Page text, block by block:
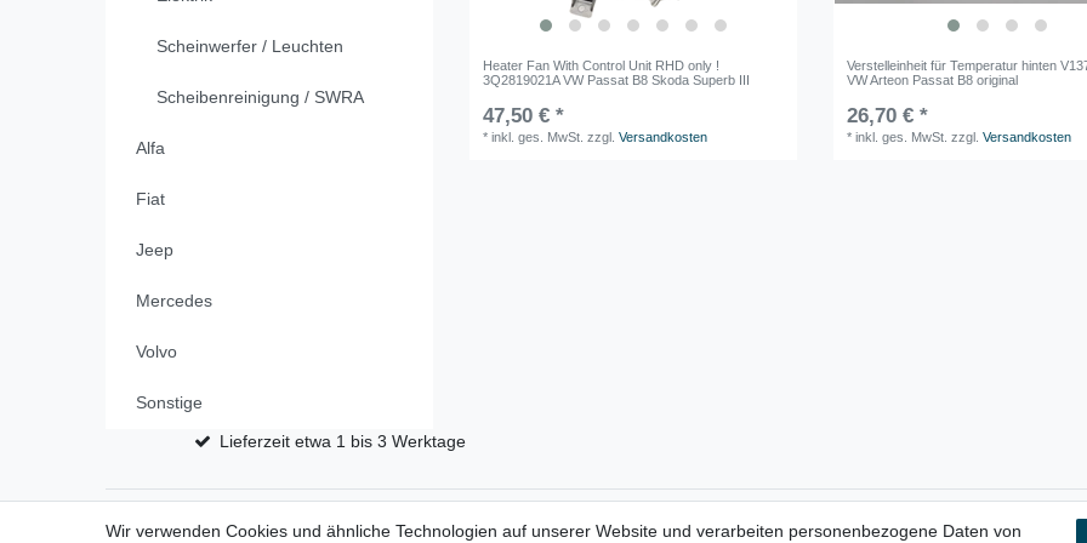
Scheinwerfer / Leuchten
Scheibenreinigung / SWRA
Alfa
Fiat
Jeep
Mercedes
Volvo
Sonstige
Heater Fan With Control Unit RHD only !
3Q2819021A VW Passat B8 Skoda Superb III
47,50 € *
*inkl. ges. MwSt. zzgl.Versandkosten
Verstelleinheit für Temperatur hinten
VW Arteon Passat B8 original
26,70 € *
*inkl. ges. MwSt. zzgl.Versandkosten
Lieferzeit etwa 1 bis 3 Werktage
Wir verwenden Cookies und ähnliche Technologien auf unserer Website und verarbeiten personenbezogene Daten von